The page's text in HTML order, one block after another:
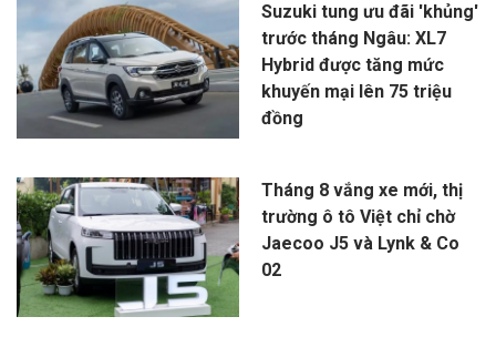
Suzuki tung ưu đãi 'khủng'
trước tháng Ngâu: XL7
Hybrid được tăng mức
khuyến mại lên 75 triệu
đồng
Tháng 8 vắng xe mới, thị
trường ô tô Việt chỉ chờ
Jaecoo J5 và Lynk & Co
02